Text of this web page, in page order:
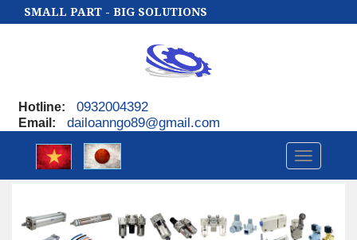
SMALL PART - BIG SOLUTIONS
Hotline: 0932004392
Email : dailoanngo89@gmail.com
Toggle